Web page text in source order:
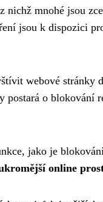
mnohé jsou
jsou k dispozici
webové stránky
o blokování
jako je
online